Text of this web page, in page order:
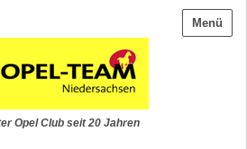
Menü
Opel Club seit 20 Jahren